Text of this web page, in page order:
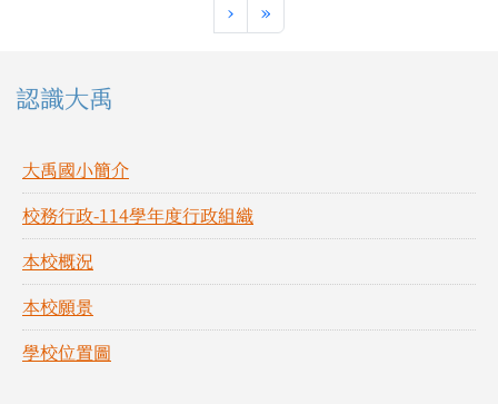
›下一頁
»最後頁
左邊區域內容
認識大禹
大禹國小簡介
校務行政-114學年度行政組織
本校概況
本校願景
學校位置圖